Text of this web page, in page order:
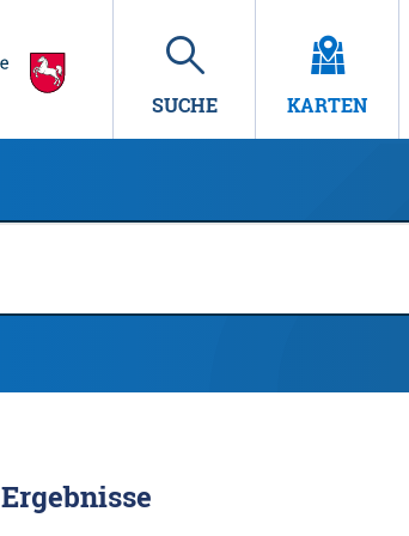
SUCHE KARTEN
Ergebnisse